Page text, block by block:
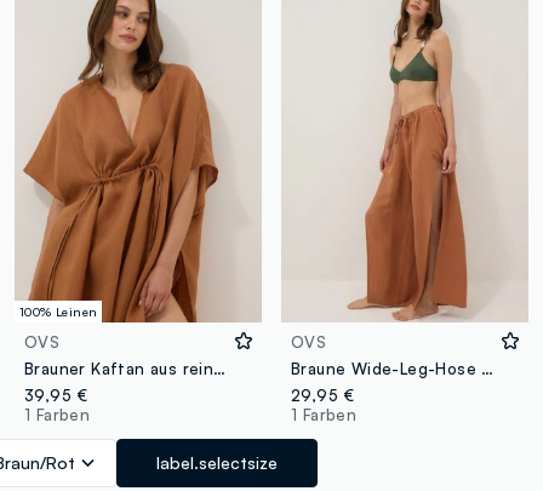
100% Leinen
OVS
Brauner Kaftan aus reinem Leinen
39,95 €
1 Farben
Rot label.selectsize
OVS
Braune Wide-Leg-Hose aus Leinen- und Viskosemix
29,95 €
1 Farben